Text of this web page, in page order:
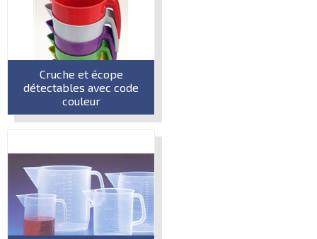
Cruche et écope
détectables avec code
couleur